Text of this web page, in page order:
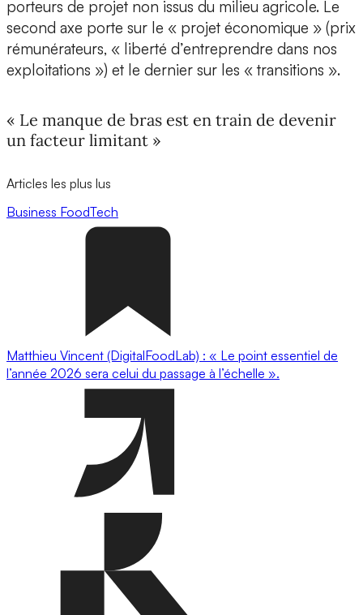
porteurs de projet non issus du milieu agricole. Le
second axe porte sur le « projet économique » (prix
rémunérateurs, « liberté d’entreprendre dans nos
exploitations ») et le dernier sur les « transitions ».
« Le manque de bras est en train de devenir
un facteur limitant »
Articles les plus lus
Business FoodTech
Matthieu Vincent (DigitalFoodLab) : « Le point essentiel de
l’année 2026 sera celui du passage à l’échelle ».